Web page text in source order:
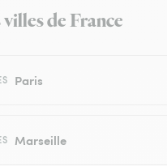
de France
Paris
Marseille